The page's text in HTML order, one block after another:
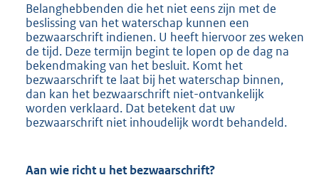
Belanghebbenden die het niet eens zijn met de
beslissing van het waterschap kunnen een
bezwaarschrift indienen. U heeft hiervoor zes weken
de tijd. Deze termijn begint te lopen op de dag na
bekendmaking van het besluit. Komt het
bezwaarschrift te laat bij het waterschap binnen,
dan kan het bezwaarschrift niet-ontvankelijk
worden verklaard. Dat betekent dat uw
bezwaarschrift niet inhoudelijk wordt behandeld.
Aan wie richt u het bezwaarschrift?